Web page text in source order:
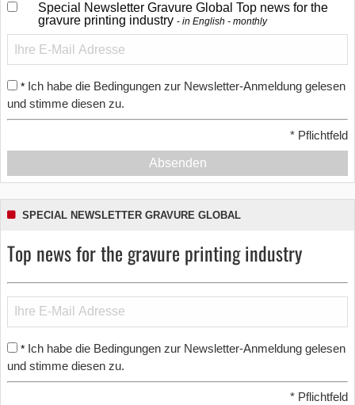
Special Newsletter Gravure Global Top news for the
gravure printing industry
in English - monthly
* Ich habe die Bedingungen zur Newsletter-Anmeldung gelesen
und stimme diesen zu.
* Pflichtfeld
Absenden
SPECIAL NEWSLETTER GRAVURE GLOBAL
Top news for the gravure printing industry
* Ich habe die Bedingungen zur Newsletter-Anmeldung gelesen
und stimme diesen zu.
* Pflichtfeld